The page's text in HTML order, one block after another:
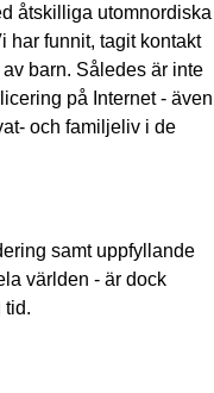
åtskilliga utomnordiska
har funnit, tagit kontakt
barn. Således är inte
på Internet - även
och familjeliv i de
samt uppfyllande
världen - är dock
tid.